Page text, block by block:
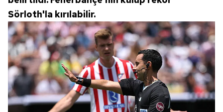
Sörloth'la kırılabilir.